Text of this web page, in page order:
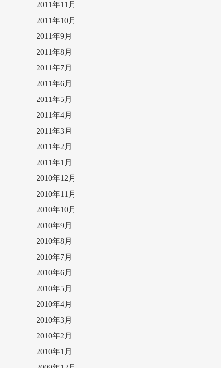
2011年11月
2011年10月
2011年9月
2011年8月
2011年7月
2011年6月
2011年5月
2011年4月
2011年3月
2011年2月
2011年1月
2010年12月
2010年11月
2010年10月
2010年9月
2010年8月
2010年7月
2010年6月
2010年5月
2010年4月
2010年3月
2010年2月
2010年1月